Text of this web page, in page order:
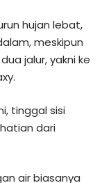
hujan lebat,
meskipun
jalur, yakni ke
tinggal sisi
dari
air biasanya